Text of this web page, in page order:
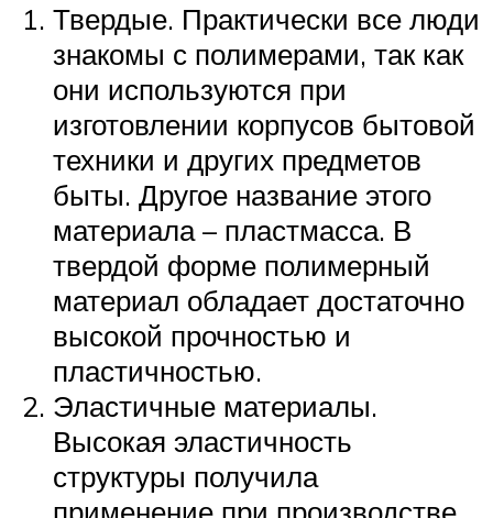
Твердые. Практически все люди
знакомы с полимерами, так как
они используются при
изготовлении корпусов бытовой
техники и других предметов
быты. Другое название этого
материала – пластмасса. В
твердой форме полимерный
материал обладает достаточно
высокой прочностью и
пластичностью.
Эластичные материалы.
Высокая эластичность
структуры получила